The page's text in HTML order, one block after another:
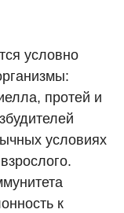
условно
протей и
условиях
к